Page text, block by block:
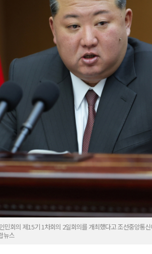
민회의 제15기 1차회의 2일회의를 개최했다고 조선중앙통
뉴스